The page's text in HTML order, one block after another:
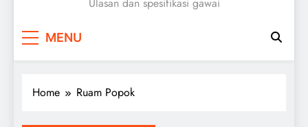
MENU
Home Ruam Popok